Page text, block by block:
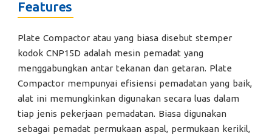
Features
Plate Compactor atau yang biasa disebut stemper
kodok CNP15D adalah mesin pemadat yang
menggabungkan antar tekanan dan getaran. Plate
Compactor mempunyai efisiensi pemadatan yang baik,
alat ini memungkinkan digunakan secara luas dalam
tiap jenis pekerjaan pemadatan. Biasa digunakan
sebagai pemadat permukaan aspal, permukaan kerikil,